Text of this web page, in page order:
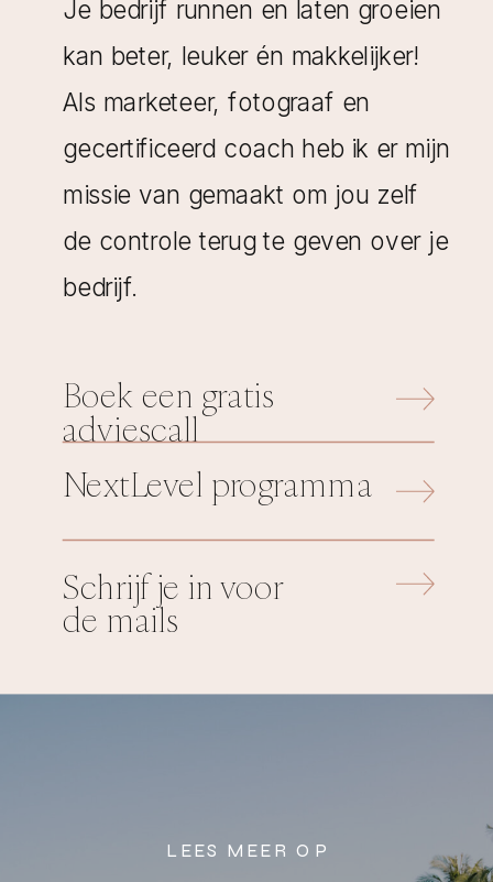
Je bedrijf runnen en laten groeien
kan beter, leuker én makkelijker!
Als marketeer, fotograaf en
gecertificeerd coach heb ik er mijn
missie van gemaakt om jou zelf
de controle terug te geven over je
bedrijf.
Boek een gratis
adviescall
NextLevel programma
Schrijf je in voor
de mails
LEES MEER OP